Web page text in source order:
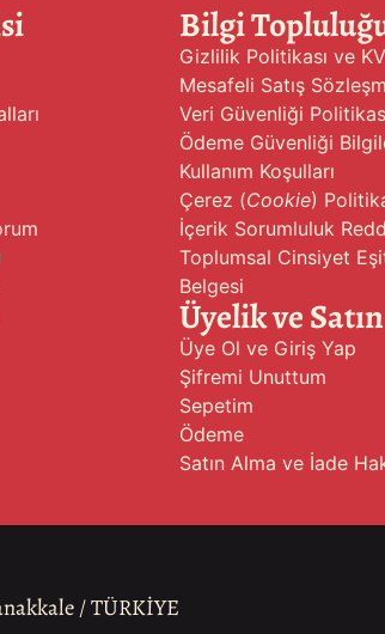
Bilgi
Gizlilik Politikası ve
Mesafeli Satış
Veri Güvenliği
Ödeme Güvenliği
Kullanım Koşulları
Çerez (Cookie)
İçerik Sorumluluk
Toplumsal Cinsiyet
Belgesi
Üyelik ve
Üye Ol ve Giriş Yap
Şifremi Unuttum
Sepetim
Ödeme
Satın Alma ve İade
/ TÜRKİYE